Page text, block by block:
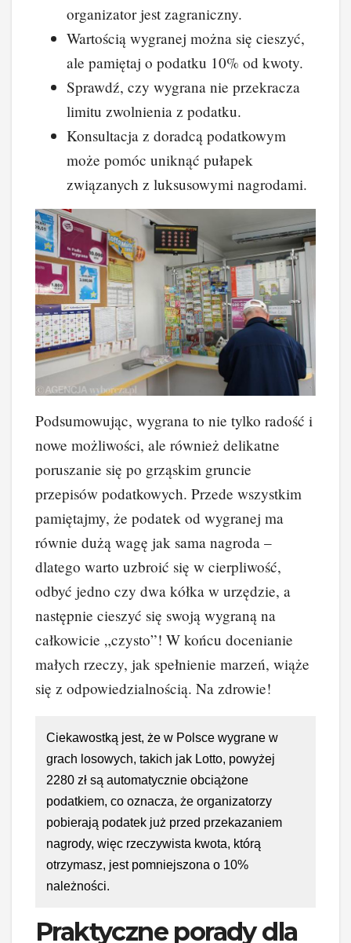
organizator jest zagraniczny.
Wartością wygranej można się cieszyć,
ale pamiętaj o podatku 10% od kwoty.
Sprawdź, czy wygrana nie przekracza
limitu zwolnienia z podatku.
Konsultacja z doradcą podatkowym
może pomóc uniknąć pułapek
związanych z luksusowymi nagrodami.
Podsumowując, wygrana to nie tylko radość i
nowe możliwości, ale również delikatne
poruszanie się po grząskim gruncie
przepisów podatkowych. Przede wszystkim
pamiętajmy, że podatek od wygranej ma
równie dużą wagę jak sama nagroda –
dlatego warto uzbroić się w cierpliwość,
odbyć jedno czy dwa kółka w urzędzie, a
następnie cieszyć się swoją wygraną na
całkowicie „czysto”! W końcu docenianie
małych rzeczy, jak spełnienie marzeń, wiąże
się z odpowiedzialnością. Na zdrowie!
Ciekawostką jest, że w Polsce wygrane w
grach losowych, takich jak Lotto, powyżej
2280 zł są automatycznie obciążone
podatkiem, co oznacza, że organizatorzy
pobierają podatek już przed przekazaniem
nagrody, więc rzeczywista kwota, którą
otrzymasz, jest pomniejszona o 10%
należności.
Praktyczne porady dla